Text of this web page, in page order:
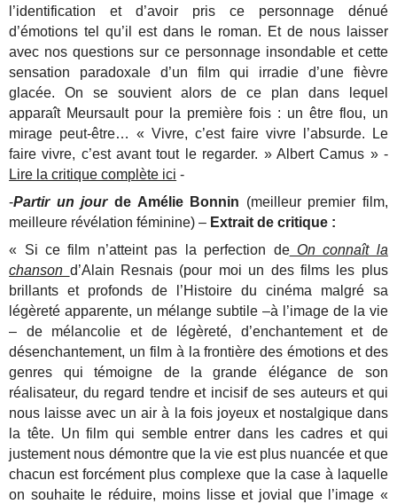
l’identification et d’avoir pris ce personnage dénué
d’émotions tel qu’il est dans le roman. Et de nous laisser
avec nos questions sur ce personnage insondable et cette
sensation paradoxale d’un film qui irradie d’une fièvre
glacée. On se souvient alors de ce plan dans lequel
apparaît Meursault pour la première fois : un être flou, un
mirage peut-être…« Vivre, c’est faire vivre l’absurde. Le
faire vivre, c’est avant tout le regarder. » Albert Camus » -
Lire la critique complète ici -
-Partir un jour de Amélie Bonnin (meilleur premier film,
meilleure révélation féminine) – Extrait de critique :
« Si ce film n’atteint pas la perfection deOn connaît la
chanson d’Alain Resnais (pour moi un des films les plus
brillants et profonds de l’Histoire du cinéma malgré sa
légèreté apparente, un mélange subtile –à l’image de la vie
– de mélancolie et de légèreté, d’enchantement et de
désenchantement, un film à la frontière des émotions et des
genres qui témoigne de la grande élégance de son
réalisateur, du regard tendre et incisif de ses auteurs et qui
nous laisse avec un air à la fois joyeux et nostalgique dans
la tête. Un film qui semble entrer dans les cadres et qui
justement nous démontre que la vie est plus nuancée et que
chacun est forcément plus complexe que la case à laquelle
on souhaite le réduire, moins lisse et jovial que l’image «